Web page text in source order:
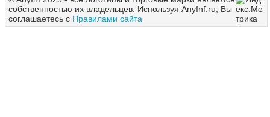
собственностью их владельцев. Используя AnyInf.ru, Вы
соглашаетесь с Правилами сайта